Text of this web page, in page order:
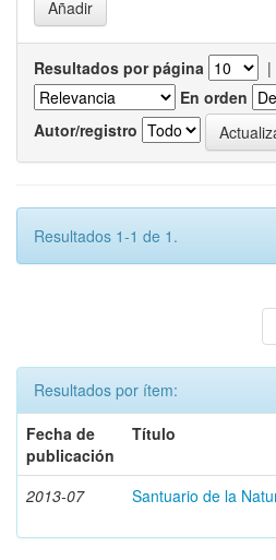
Resultados por página |
En orden
Autor/registro
Resultados 1-1 de 1.
Resultados por ítem:
Fecha de
publicación
Título
2013-07 Santuario de la